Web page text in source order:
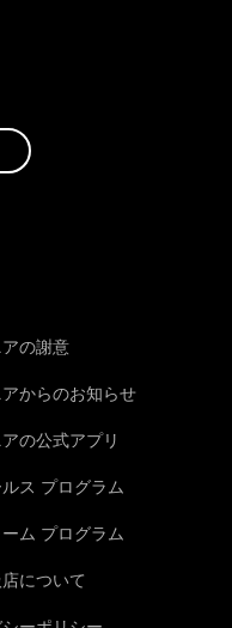
の謝意
からのお知らせ
の公式アプリ
ス プログラム
ム プログラム
について